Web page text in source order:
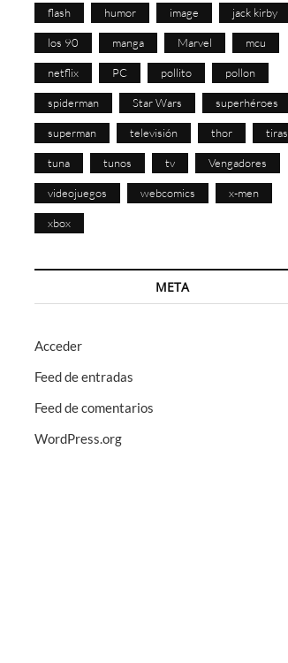
flash humor image jack kirby
los 90 manga Marvel mcu
netflix PC pollito pollon
spiderman Star Wars superhéroes
superman televisión thor tiras
tuna tunos tv Vengadores
videojuegos webcomics x-men
xbox
META
Acceder
Feed de entradas
Feed de comentarios
WordPress.org